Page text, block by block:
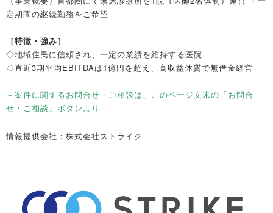
定期間の継続勤務をご希望
［特徴・強み］
◇地域住民に信頼され、一定の業績を維持する医院
◇直近3期平均EBITDAは1億円を超え、高収益体質で無借金経営
－案件に関するお問合せ・ご相談は、このページ文末の「お問合
せ・ご相談」ボタンより－
情報提供会社：株式会社ストライク